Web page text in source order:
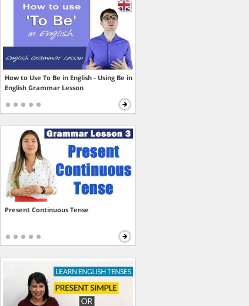
How to Use To Be in English - Using Be in
English Grammar Lesson
Present Continuous Tense